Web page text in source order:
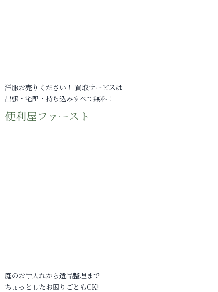
洋服お売りください！ 買取サービスは
出張・宅配・持ち込みすべて無料！
便利屋ファースト
庭のお手入れから遺品整理まで
ちょっとしたお困りごともOK!